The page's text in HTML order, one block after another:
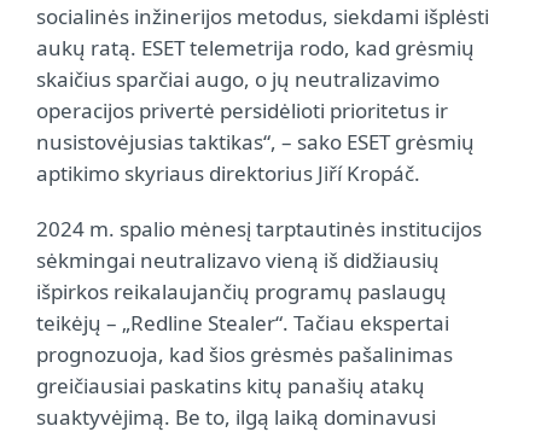
socialinės inžinerijos metodus, siekdami išplėsti
aukų ratą. ESET telemetrija rodo, kad grėsmių
skaičius sparčiai augo, o jų neutralizavimo
operacijos privertė persidėlioti prioritetus ir
nusistovėjusias taktikas“, – sako ESET grėsmių
aptikimo skyriaus direktorius Jiří Kropáč.
2024 m. spalio mėnesį tarptautinės institucijos
sėkmingai neutralizavo vieną iš didžiausių
išpirkos reikalaujančių programų paslaugų
teikėjų – „Redline Stealer“. Tačiau ekspertai
prognozuoja, kad šios grėsmės pašalinimas
greičiausiai paskatins kitų panašių atakų
suaktyvėjimą. Be to, ilgą laiką dominavusi